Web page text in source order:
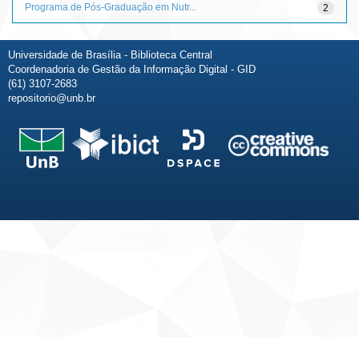
2
Programa de Pós-Graduação em Nutr...
Universidade de Brasília - Biblioteca Central
Coordenadoria de Gestão da Informação Digital - GID
(61) 3107-2683
repositorio@unb.br